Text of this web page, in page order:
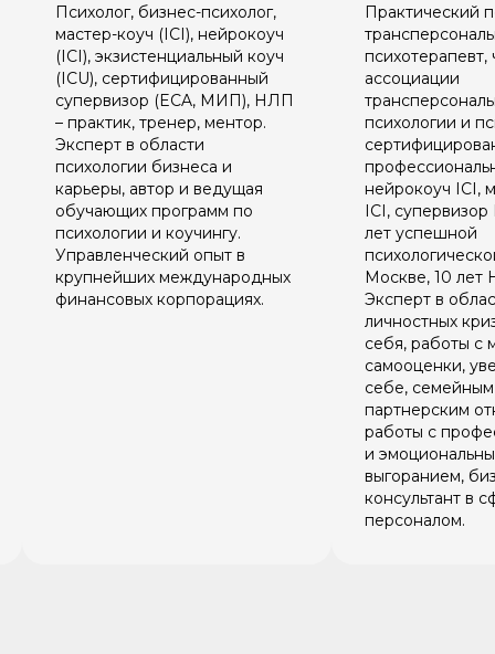
Практический психолог,
трансперсональный
психотерапевт, член
ассоциации
трансперсональной
психологии и психотерапии,
сертифицированный
профессиональный коуч ICI ,
нейрокоуч ICI, мастер коуч
ICI, супервизор ECA. Более 13
лет успешной
психологической практики в
Москве, 10 лет HR практики.
Эксперт в области
Кандидат
наук,
мастер-коуч
Association
Institutes),
тренер-коуч
Coaching
коуч АС
Coaching),
(ICBT),
behavior
DISC®, NLP-
независимой